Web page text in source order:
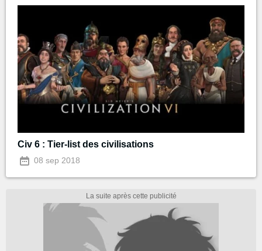
Civ 6 : Tier-list des civilisations
08 sep 2018